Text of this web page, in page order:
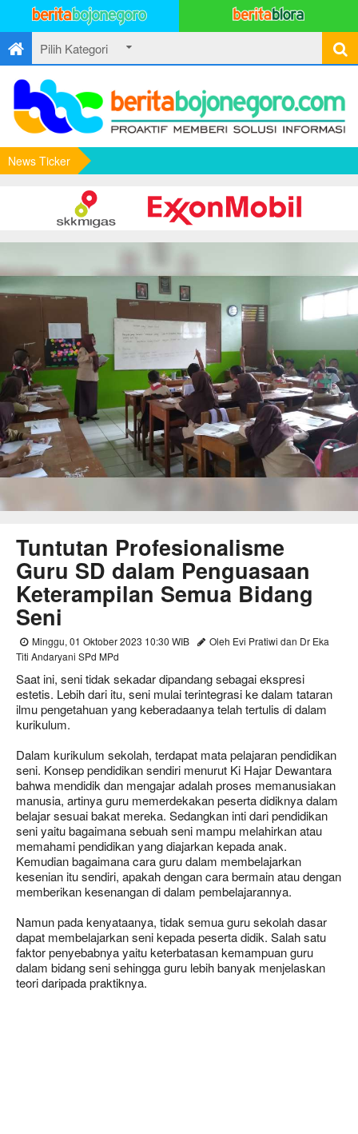
News Ticker
Tuntutan Profesionalisme
Guru SD dalam Penguasaan
Keterampilan Semua Bidang
Seni
Minggu, 01 Oktober 2023 10:30 WIB
Oleh Evi Pratiwi dan Dr Eka
Titi Andaryani SPd MPd
Saat ini, seni tidak sekadar dipandang sebagai ekspresi
estetis. Lebih dari itu, seni mulai terintegrasi ke dalam tataran
ilmu pengetahuan yang keberadaanya telah tertulis di dalam
kurikulum.
Dalam kurikulum sekolah, terdapat mata pelajaran pendidikan
seni. Konsep pendidikan sendiri menurut Ki Hajar Dewantara
bahwa mendidik dan mengajar adalah proses memanusiakan
manusia, artinya guru memerdekakan peserta didiknya dalam
belajar sesuai bakat mereka. Sedangkan inti dari pendidikan
seni yaitu bagaimana sebuah seni mampu melahirkan atau
memahami pendidikan yang diajarkan kepada anak.
Kemudian bagaimana cara guru dalam membelajarkan
kesenian itu sendiri, apakah dengan cara bermain atau dengan
memberikan kesenangan di dalam pembelajarannya.
Namun pada kenyataanya, tidak semua guru sekolah dasar
dapat membelajarkan seni kepada peserta didik. Salah satu
faktor penyebabnya yaitu keterbatasan kemampuan guru
dalam bidang seni sehingga guru lebih banyak menjelaskan
teori daripada praktiknya.